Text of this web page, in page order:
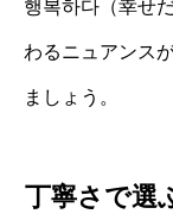
행복하다（幸せ
わるニュアンス
ましょう。
丁寧さで選